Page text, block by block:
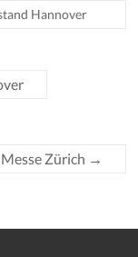
Hannover
Zürich →